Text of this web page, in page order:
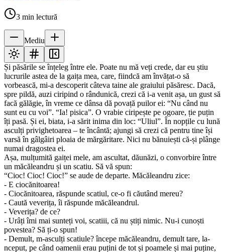
3 min lectură
Mediu
Și păsările se înțeleg între ele. Poate nu mă veți crede, dar eu știu
lucrurile astea de la gaița mea, care, fiindcă am învățat-o să
vorbească, mi-a descoperit câteva taine ale graiului păsăresc. Dacă,
spre pildă, auzi ciripind o rândunică, crezi că i-a venit așa, un gust să
facă gălăgie, în vreme ce dânsa dă povață puilor ei: “Nu când nu
sunt eu cu voi”. “Ia! pisica”. O vrabie ciripește pe ogoare, ție puțin
îți pasă. Și ei, biata, i-a sărit inima din loc: “Uliul”. În nopțile cu lună
asculți privighetoarea – te încântă; ajungi să crezi că pentru tine își
varsă în gâlgâiri ploaia de mărgăritare. Nici nu bănuiești că-și plânge
numai dragostea ei.
Așa, mulțumită gaiței mele, am ascultat, dăunăzi, o convorbire între
un măcăleandru și un scatiu. Să vă spun:
“Cioc! Cioc! Cioc!” se aude de departe. Măcăleandru zice:
- E ciocănitoarea!
- Ciocănitoarea, răspunde scatiul, ce-o fi căutând mereu?
- Caută veverița, îi răspunde măcăleandrul.
- Veverița? de ce?
- Urâți îmi mai sunteți voi, scatiii, că nu știți nimic. Nu-i cunoști
povestea? Să ți-o spun!
- Demult, m-asculți scatiule? începe măcăleandru, demult tare, la-
nceput, pe când oamenii erau puțini de tot și poamele și mai puține,